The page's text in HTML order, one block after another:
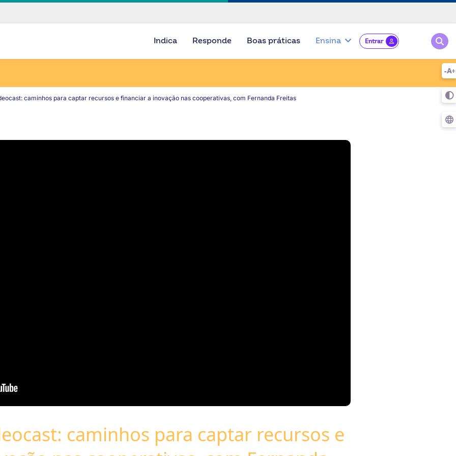
Indica Responde Boas práticas Ensina Entrar
caminhos para captar recursos e financiar a inovação nas cooperativas, com Fernanda Freitas
caminhos para captar recursos e